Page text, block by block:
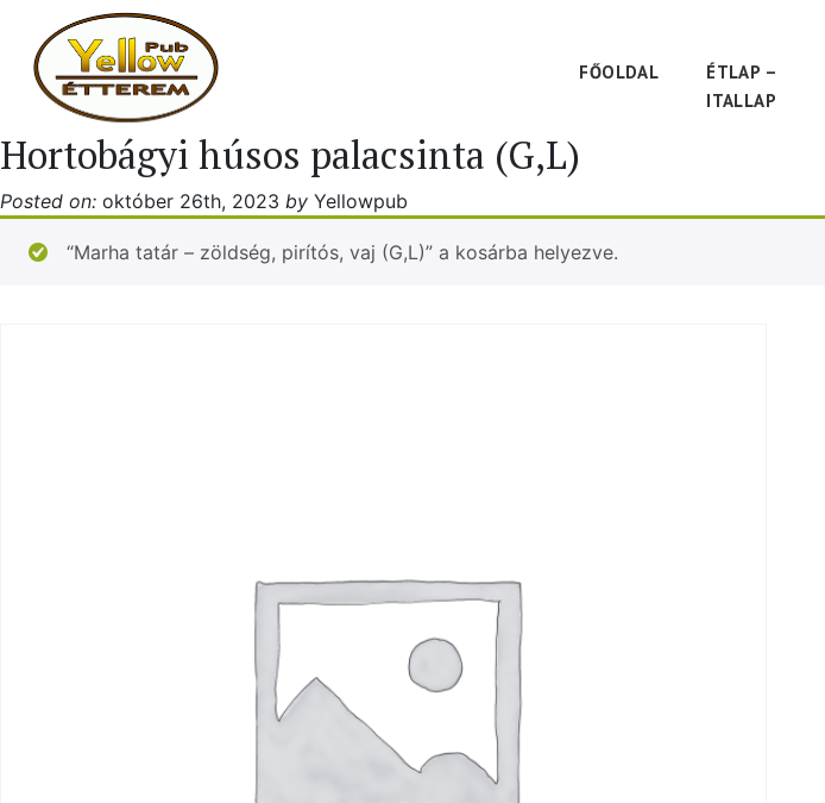
FŐOLDAL
ÉTLAP –
ITALLAP
Hortobágyi húsos palacsinta (G,L)
Posted on: október 26th, 2023 by Yellowpub
“Marha tatár – zöldség, pirítós, vaj (G,L)” a kosárba helyezve.